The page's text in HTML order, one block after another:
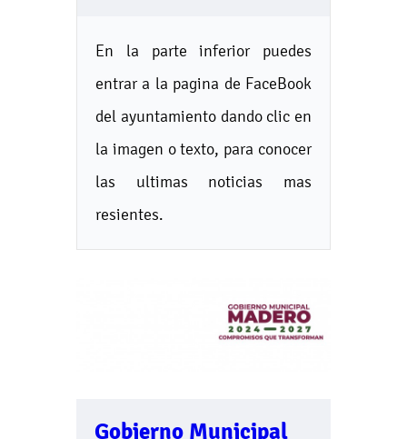
En la parte inferior puedes
entrar a la pagina de FaceBook
del ayuntamiento dando clic en
la imagen o texto, para conocer
las ultimas noticias mas
resientes.
Gobierno Municipal